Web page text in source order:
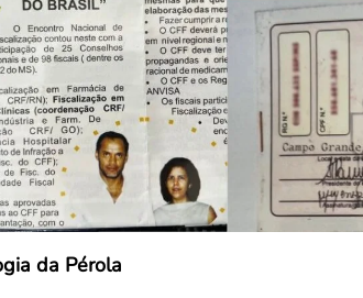
da Pérola